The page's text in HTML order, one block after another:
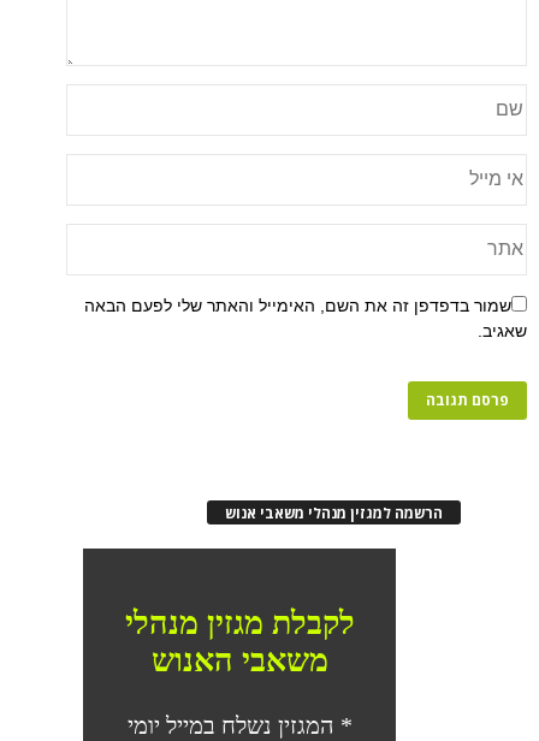
זה את השם, האימייל והאתר שלי לפעם הבאה
הרשמה למגזין מנהלי משאבי אנוש